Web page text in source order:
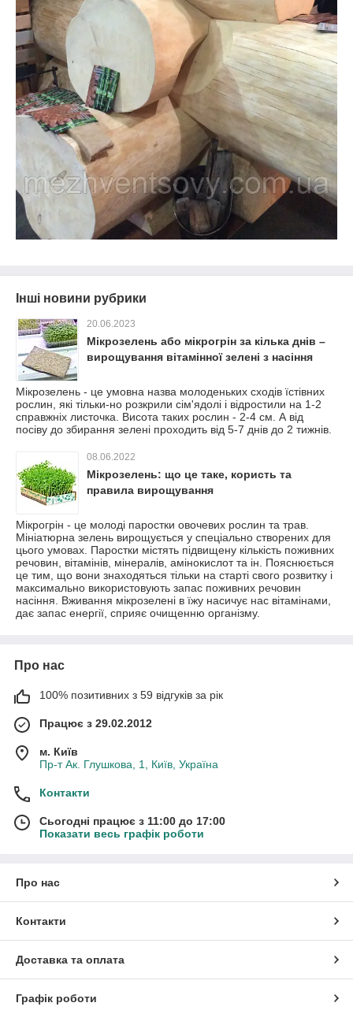
Інші новини рубрики
20.06.2023
Мікрозелень або мікрогрін за кілька днів –
вирощування вітамінної зелені з насіння
Мікрозелень - це умовна назва молоденьких сходів їстівних
рослин, які тільки-но розкрили сім'ядолі і відростили на 1-2
справжніх листочка. Висота таких рослин - 2-4 см. А від
посіву до збирання зелені проходить від 5-7 днів до 2 тижнів.
08.06.2022
Мікрозелень: що це таке, користь та
правила вирощування
Мікрогрін - це молоді паростки овочевих рослин та трав.
Мініатюрна зелень вирощується у спеціально створених для
цього умовах. Паростки містять підвищену кількість поживних
речовин, вітамінів, мінералів, амінокислот та ін. Пояснюється
це тим, що вони знаходяться тільки на старті свого розвитку і
максимально використовують запас поживних речовин
насіння. Вживання мікрозелені в їжу насичує нас вітамінами,
дає запас енергії, сприяє очищенню організму.
Про нас
100% позитивних з 59 відгуків за рік
Працює з 29.02.2012
м. Київ
Пр-т Ак. Глушкова, 1, Київ, Україна
Контакти
Сьогодні працює з 11:00 до 17:00
Показати весь графік роботи
Про нас
Контакти
Доставка та оплата
Графік роботи